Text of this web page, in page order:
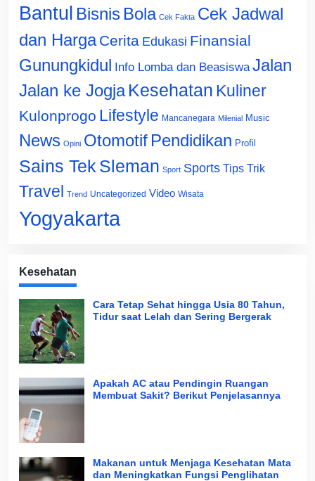
Bantul Bisnis Bola Cek Fakta Cek Jadwal
dan Harga Cerita Edukasi Finansial
Gunungkidul Info Lomba dan Beasiswa Jalan
Jalan ke Jogja Kesehatan Kuliner
Kulonprogo Lifestyle Mancanegara Milenial Music
News Opini Otomotif Pendidikan Profil
Sains Tek Sleman Sport Sports Tips Trik
Travel Trend Uncategorized Video Wisata
Yogyakarta
Kesehatan
Cara Tetap Sehat hingga Usia 80 Tahun,
Tidur saat Lelah dan Sering Bergerak
Apakah AC atau Pendingin Ruangan
Membuat Sakit? Berikut Penjelasannya
Makanan untuk Menjaga Kesehatan Mata
dan Meningkatkan Fungsi Penglihatan